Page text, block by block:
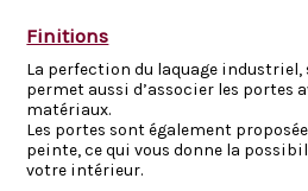
Finitions
La perfection du laquage
permet aussi d’associer les portes
matériaux.
Les portes sont également
peinte, ce qui vous donne la
votre intérieur.